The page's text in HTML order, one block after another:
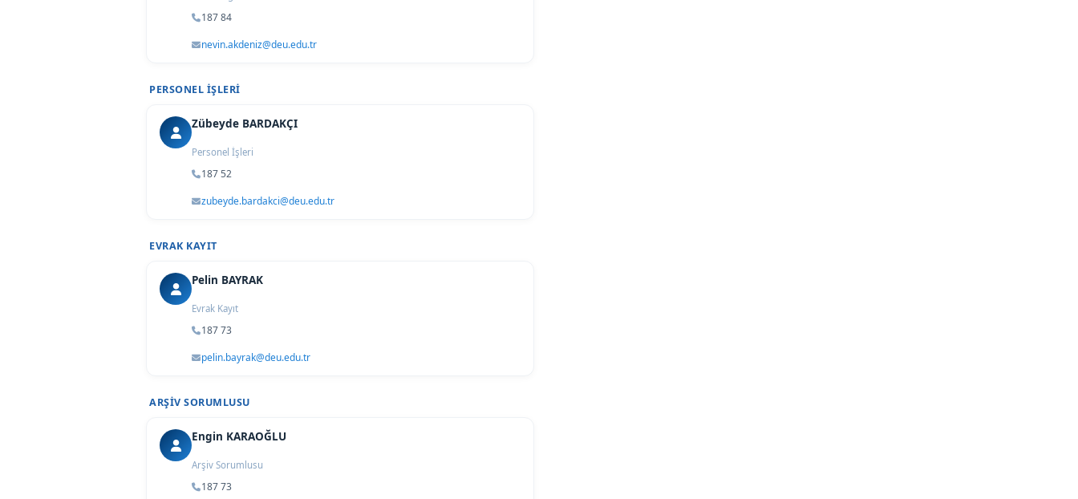
187 84
nevin.akdeniz@deu.edu.tr
PERSONEL İŞLERI
Zübeyde BARDAKÇI
Personel İşleri
187 52
zubeyde.bardakci@deu.edu.tr
EVRAK KAYIT
Pelin BAYRAK
Evrak Kayıt
187 73
pelin.bayrak@deu.edu.tr
ARŞIV SORUMLUSU
Engin KARAOĞLU
Arşiv Sorumlusu
187 73